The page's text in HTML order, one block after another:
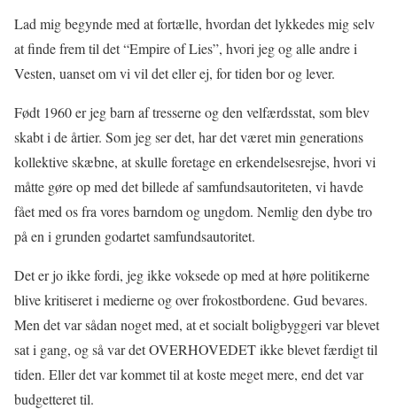
Lad mig begynde med at fortælle, hvordan det lykkedes mig selv
at finde frem til det “Empire of Lies”, hvori jeg og alle andre i
Vesten, uanset om vi vil det eller ej, for tiden bor og lever.
Født 1960 er jeg barn af tresserne og den velfærdsstat, som blev
skabt i de årtier. Som jeg ser det, har det været min generations
kollektive skæbne, at skulle foretage en erkendelsesrejse, hvori vi
måtte gøre op med det billede af samfundsautoriteten, vi havde
fået med os fra vores barndom og ungdom. Nemlig den dybe tro
på en i grunden godartet samfundsautoritet.
Det er jo ikke fordi, jeg ikke voksede op med at høre politikerne
blive kritiseret i medierne og over frokostbordene. Gud bevares.
Men det var sådan noget med, at et socialt boligbyggeri var blevet
sat i gang, og så var det OVERHOVEDET ikke blevet færdigt til
tiden. Eller det var kommet til at koste meget mere, end det var
budgetteret til.